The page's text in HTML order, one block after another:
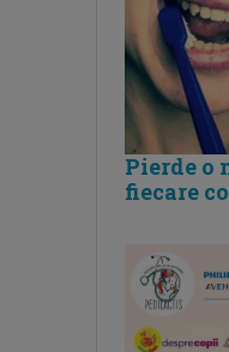
Pierde o
fiecare